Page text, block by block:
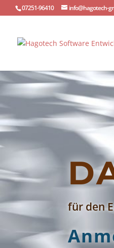
07251-96410 info@hagotech-
für den